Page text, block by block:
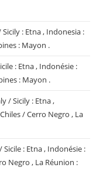
: Etna , Indonesia :
: Mayon .
: Etna , Indonésie :
: Mayon .
/ Sicily : Etna ,
/ Cerro Negro , La
Sicile : Etna , Indonésie :
Negro , La Réunion :